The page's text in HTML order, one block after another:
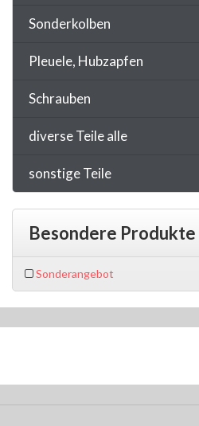
Sonderkolben
Pleuele, Hubzapfen
Schrauben
diverse Teile alle
sonstige Teile
Besondere Produkte
Sonderangebot